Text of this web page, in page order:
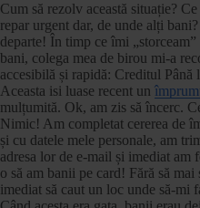
Cum să rezolv această situație?
repar urgent dar, de unde alți
departe! În timp ce îmi
bani, colega mea de birou mi-a
accesibilă și rapidă: Creditul
Aceasta isi luase recent un
mulțumită. Ok, am zis să încerc.
Nimic! Am completat cererea de
și cu datele mele personale, am
adresa lor de e-mail și imediat am
o să am banii pe card! Fără să
imediat să caut un loc unde să-mi